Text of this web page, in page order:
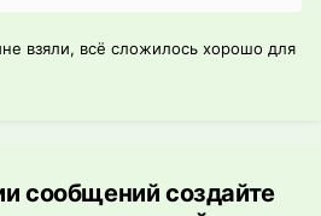
взяли, всё сложилось хорошо для
сообщений создайте